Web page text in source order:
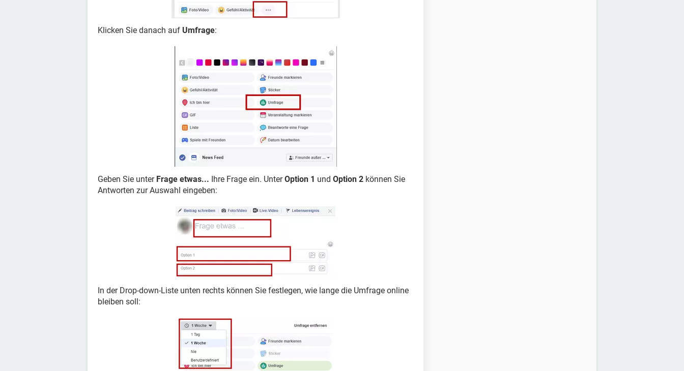
Klicken Sie danach auf Umfrage:
Geben Sie unter Frage etwas... Ihre Frage ein. UnterOption 1 und Option 2 können Sie
Antworten zur Auswahl eingeben:
In der Drop-down-Liste unten rechts können Sie festlegen, wie lange die Umfrage online
bleiben soll: